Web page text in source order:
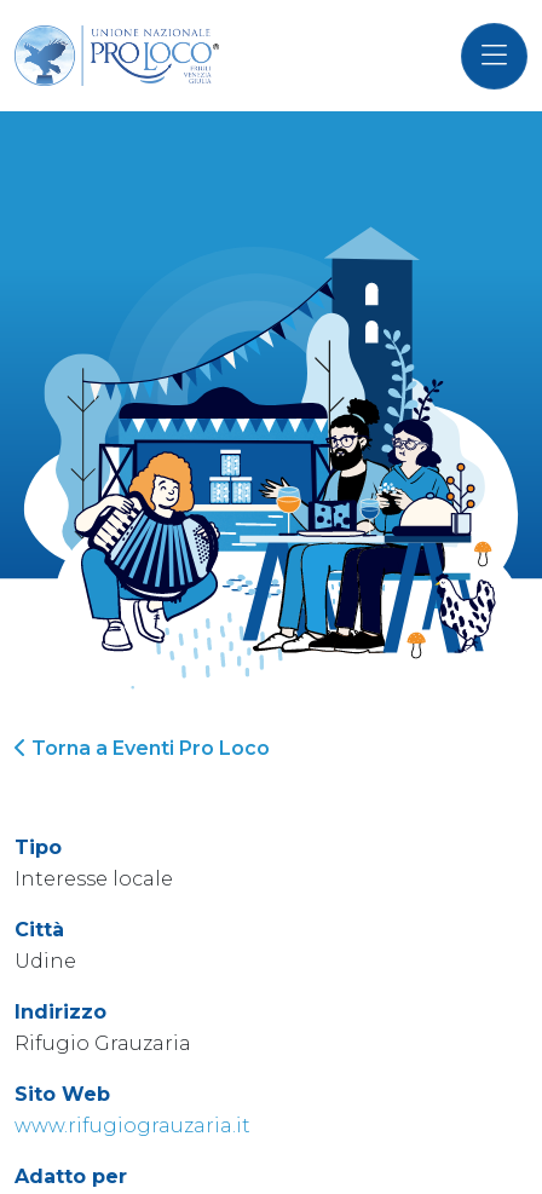
Torna a Eventi Pro Loco
Tipo
Interesse locale
Città
Udine
Indirizzo
Rifugio Grauzaria
Sito Web
www.rifugiograuzaria.it
Adatto per